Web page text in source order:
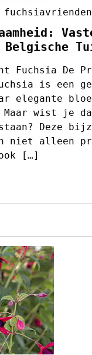
fuchsiavrienden
Fuchsia De
is een
elegante
Maar wist je
Deze
niet alleen
[…]